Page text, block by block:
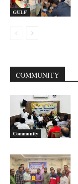
GULF
COMMUNITY
Community